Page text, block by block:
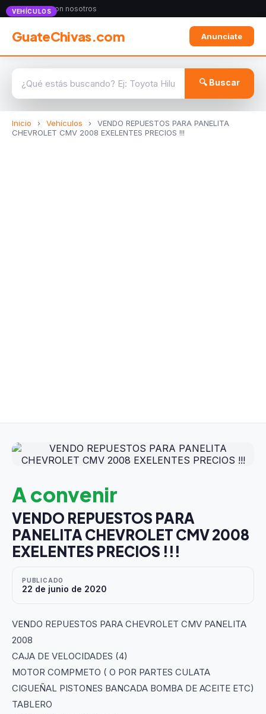
Anunciate con nosotros
GuateChivas.com Anunciate
🔍 Buscar
Inicio › Vehículos ›
VENDO REPUESTOS PARA PANELITA
CHEVROLET CMV 2008 EXELENTES PRECIOS !!!
VEHÍCULOS
A convenir
VENDO REPUESTOS PARA
PANELITA CHEVROLET CMV 2008
EXELENTES PRECIOS !!!
PUBLICADO
22 de junio de 2020
VENDO REPUESTOS PARA CHEVROLET CMV PANELITA
2008
CAJA DE VELOCIDADES (4)
MOTOR COMPMETO ( O POR PARTES CULATA
CIGUEÑAL PISTONES BANCADA BOMBA DE ACEITE ETC)
TABLERO